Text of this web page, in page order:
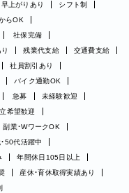
早上がりあり
シフト制
らOK
社保完備
残業代支給
交通費支給
社員割引あり
バイク通勤OK
急募
未経験歓迎
希望歓迎
副業・WワークOK
50代活躍中
年間休日105日以上
産休・育休取得実績あり